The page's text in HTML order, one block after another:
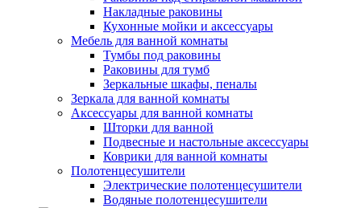
Накладные раковины
Кухонные мойки и аксессуары
Мебель для ванной комнаты
Тумбы под раковины
Раковины для тумб
Зеркальные шкафы, пеналы
Зеркала для ванной комнаты
Аксессуары для ванной комнаты
Шторки для ванной
Подвесные и настольные аксессуары
Коврики для ванной комнаты
Полотенцесушители
Электрические полотенцесушители
Водяные полотенцесушители